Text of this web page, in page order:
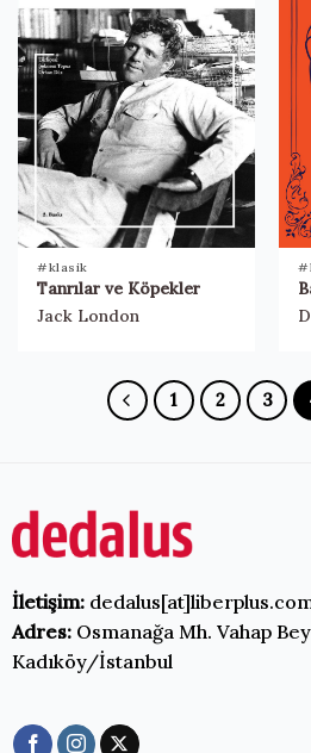
#klasik
Tanrılar ve Köpekler
Jack London
1 2 3
İletişim:
Adres:Osmanağa Mh. Vahap
Kadıköy/İstanbul